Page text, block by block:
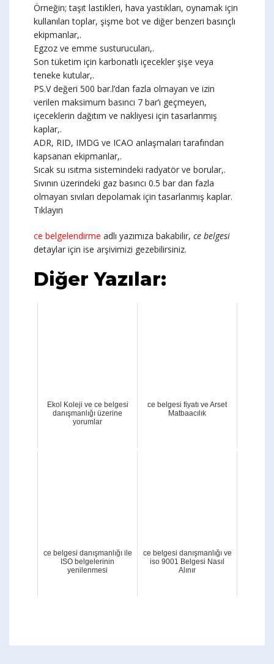
Örneğin; taşıt lastikleri, hava yastıkları, oynamak için
kullanılan toplar, şişme bot ve diğer benzeri basınçlı
ekipmanlar,.
Egzoz ve emme susturucuları,.
Son tüketim için karbonatlı içecekler şişe veya
teneke kutular,.
PS.V değeri 500 bar.l’dan fazla olmayan ve izin
verilen maksimum basıncı 7 bar’ı geçmeyen,
içeceklerin dağıtım ve nakliyesi için tasarlanmış
kaplar,.
ADR, RID, IMDG ve ICAO anlaşmaları tarafından
kapsanan ekipmanlar,.
Sıcak su ısıtma sistemindeki radyatör ve borular,.
Sıvının üzerindeki gaz basıncı 0.5 bar dan fazla
olmayan sıvıları depolamak için tasarlanmış kaplar.
Tıklayın
ce belgelendirme adlı yazımıza bakabilir, ce belgesi
detaylar için ise arşivimizi gezebilirsiniz.
Diğer Yazılar:
Ekol Koleji ve ce belgesi
danışmanlığı üzerine
yorumlar
ce belgesi fiyatı ve Arset
Matbaacılık
ce belgesi danışmanlığı ile
ISO belgelerinin
yenilenmesi
ce belgesi danışmanlığı ve
iso 9001 Belgesi Nasıl
Alınır